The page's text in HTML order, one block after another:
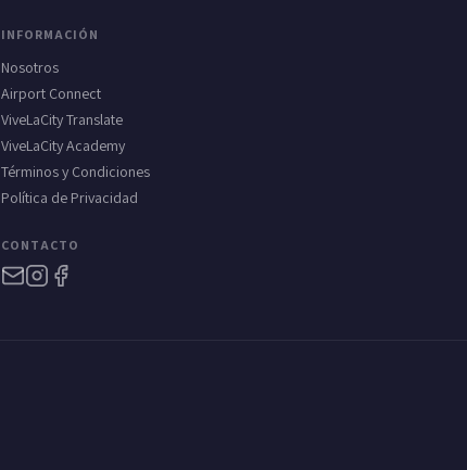
INFORMACIÓN
Nosotros
Airport Connect
ViveLaCity Translate
ViveLaCity Academy
Términos y Condiciones
Política de Privacidad
CONTACTO